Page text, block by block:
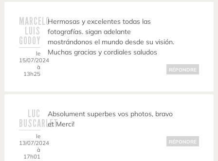
MARCELO
LUIS
GODOY
le
15/07/2024
à
13h25
Hermosas y excelentes todas las
fotografías. sigan adelante
mostrándonos el mundo desde su visión.
Muchas gracias y cordiales saludos
RÉPONDRE
LUC
BUSCARLET
le
13/07/2024
à
17h01
Absolument superbes vos photos, bravo
et Merci!
RÉPONDRE